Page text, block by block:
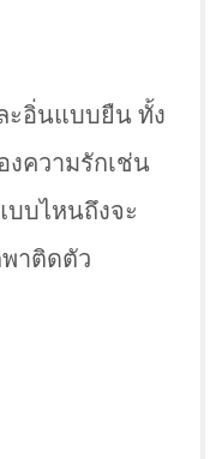
อิ่นแบบยืน ทั้ง
ความรักเช่น
บบไหนถึงจะ
พาติดตัว